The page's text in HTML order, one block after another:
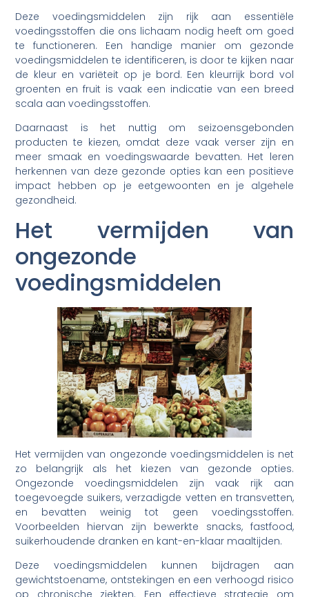
Deze voedingsmiddelen zijn rijk aan essentiële
voedingsstoffen die ons lichaam nodig heeft om goed
te functioneren. Een handige manier om gezonde
voedingsmiddelen te identificeren, is door te kijken naar
de kleur en variëteit op je bord. Een kleurrijk bord vol
groenten en fruit is vaak een indicatie van een breed
scala aan voedingsstoffen.
Daarnaast is het nuttig om seizoensgebonden
producten te kiezen, omdat deze vaak verser zijn en
meer smaak en voedingswaarde bevatten. Het leren
herkennen van deze gezonde opties kan een positieve
impact hebben op je eetgewoonten en je algehele
gezondheid.
Het vermijden van
ongezonde
voedingsmiddelen
Het vermijden van ongezonde voedingsmiddelen is net
zo belangrijk als het kiezen van gezonde opties.
Ongezonde voedingsmiddelen zijn vaak rijk aan
toegevoegde suikers, verzadigde vetten en transvetten,
en bevatten weinig tot geen voedingsstoffen.
Voorbeelden hiervan zijn bewerkte snacks, fastfood,
suikerhoudende dranken en kant-en-klaar maaltijden.
Deze voedingsmiddelen kunnen bijdragen aan
gewichtstoename, ontstekingen en een verhoogd risico